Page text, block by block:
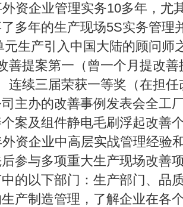
资企业管理实务10多年，尤
了多年的生产现场5S实务管
生产引入中国大陆的顾问师
善提案第一（曾一个月提改
连续三届荣获一等奖（在担
主办的改善事例发表会全工
案及组件静电毛刷浮起改善
资企业中高层实战管理经验
参与多项重大生产现场改善
的以下部门：生产部门、品
产制造管理，了解企业在各